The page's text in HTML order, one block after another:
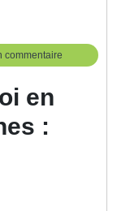
commentaire
en
: